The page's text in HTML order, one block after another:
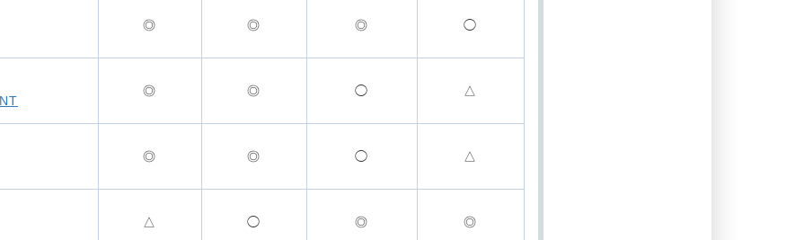
◎ ◎ ◎ ◯
◎ ◎ ◯ △
◎ ◎ ◯ △
△ ◯ ◎ ◎